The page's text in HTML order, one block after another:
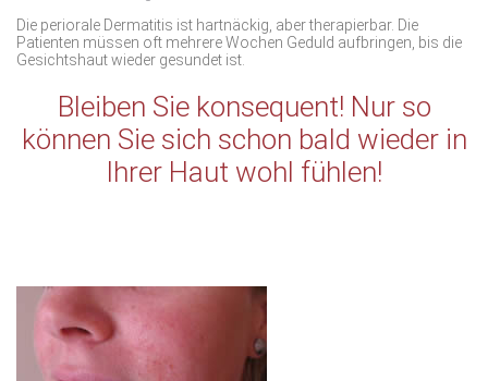
Die periorale Dermatitis ist hartnäckig, aber therapierbar. Die
Patienten müssen oft mehrere Wochen Geduld aufbringen, bis die
Gesichtshaut wieder gesundet ist.
Bleiben Sie konsequent! Nur so
können Sie sich schon bald wieder in
Ihrer Haut wohl fühlen!